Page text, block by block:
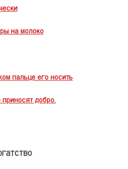
на молоко
пальце его носить
добро.